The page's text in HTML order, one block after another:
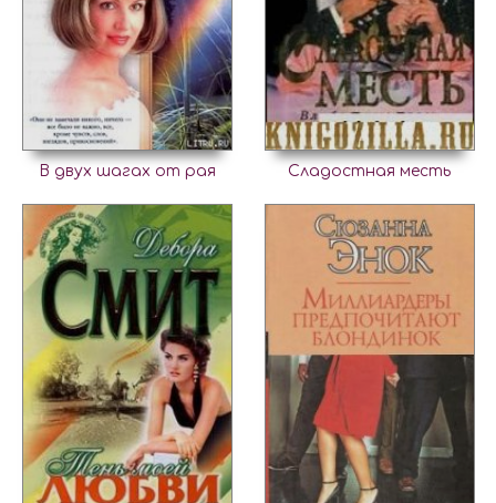
В двух шагах от рая Сладостная месть